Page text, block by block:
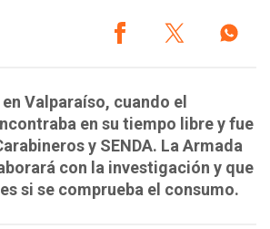
Valparaíso, cuando el
en su tiempo libre y fue
y SENDA. La Armada
con la investigación y que
si se comprueba el consumo.